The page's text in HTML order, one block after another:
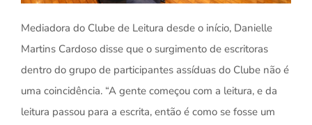
Mediadora do Clube de Leitura desde o início, Danielle
Martins Cardoso disse que o surgimento de escritoras
dentro do grupo de participantes assíduas do Clube não é
uma coincidência. “A gente começou com a leitura, e da
leitura passou para a escrita, então é como se fosse um